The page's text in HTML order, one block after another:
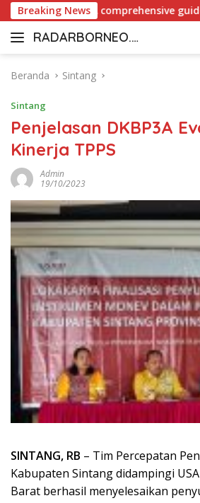
Langsung
ke
konten
Breaking News
A comprehensive guide to
RADARBORNEO.I
Radarnya
Beranda
Sintang
Sintang
Penjelasan DKBP3A
Kinerja TPPS
Admin
19/10/2023
SINTANG, RB – Tim Percepatan
Kabupaten Sintang didampingi
Barat berhasil menyelesaikan